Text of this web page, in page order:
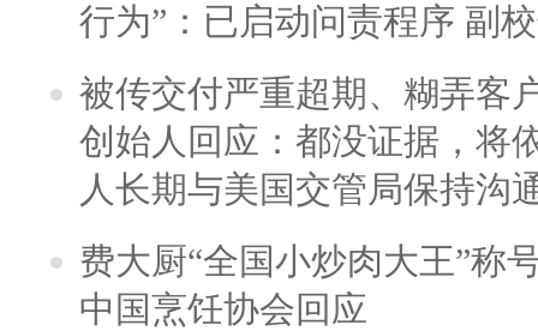
行为”：已启动问责程序 副
被传交付严重超期、糊弄客
创始人回应：都没证据，将
人长期与美国交管局保持沟
费大厨“全国小炒肉大王”称
中国烹饪协会回应